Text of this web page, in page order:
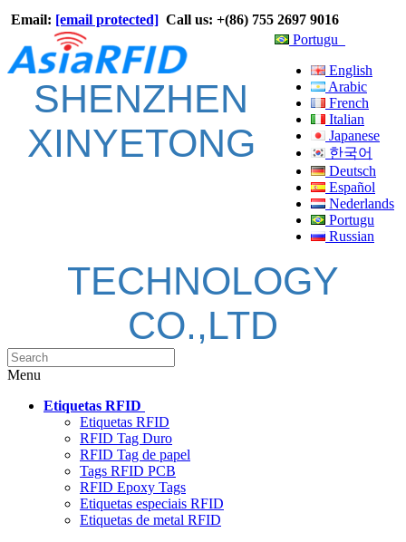
Email: [email protected] Call us: +(86) 755 2697 9016
Portugu
English
Arabic
French
Italian
Japanese
한국어
Deutsch
Español
Nederlands
Portugu
Russian
SHENZHEN
XINYETONG
TECHNOLOGY
CO.,LTD
Menu
Etiquetas RFID
Etiquetas RFID
RFID Tag Duro
RFID Tag de papel
Tags RFID PCB
RFID Epoxy Tags
Etiquetas especiais RFID
Etiquetas de metal RFID